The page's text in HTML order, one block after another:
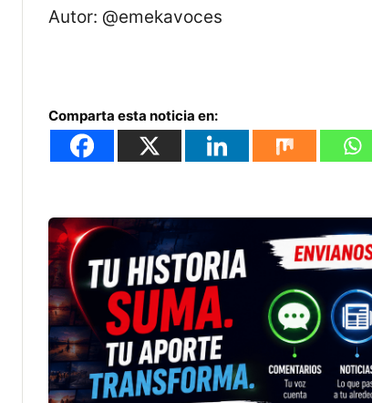
Autor: @emekavoces
Comparta esta noticia en: